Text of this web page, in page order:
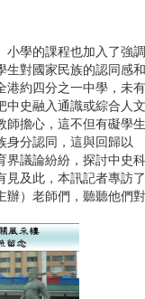
學的課程也加入了強調
生對國家民族的認同感和
港約四分之一中學，未有
中史融入通識或綜合人文
師擔心，這不但有礙學生
身分認同，這與回歸以
界議論紛紛，探討中史科
見及此，本訊記者專訪了
辦）老師們，聽聽他們對